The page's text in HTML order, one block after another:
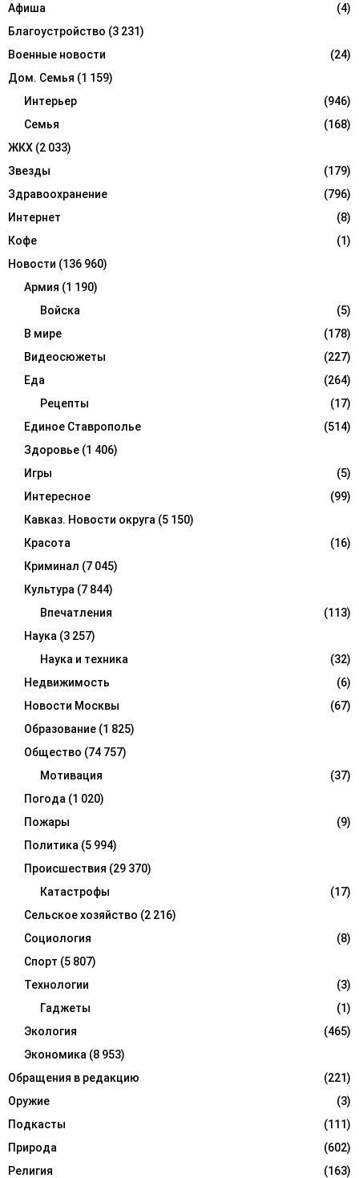
C
H
Афиша
(4)
Благоустройство (3 231)
Военные новости
(24)
Дом. Семья (1 159)
Интерьер
(946)
Семья
(168)
ЖКХ (2 033)
Звезды
(179)
Здравоохранение
(796)
Интернет
(8)
Кофе
(1)
Новости (136 960)
Армия (1 190)
Войска
(5)
В мире
(178)
Видеосюжеты
(227)
Еда
(264)
Рецепты
(17)
Единое Ставрополье
(514)
Здоровье (1 406)
Игры
(5)
Интересное
(99)
Кавказ. Новости округа (5 150)
Красота
(16)
Криминал (7 045)
Культура (7 844)
Впечатления
(113)
Наука (3 257)
Наука и техника
(32)
Недвижимость
(6)
Новости Москвы
(67)
Образование (1 825)
Общество (74 757)
Мотивация
(37)
Погода (1 020)
Пожары
(9)
Политика (5 994)
Происшествия (29 370)
Катастрофы
(17)
Сельское хозяйство (2 216)
Социология
(8)
Спорт (5 807)
Технологии
(3)
Гаджеты
(1)
Экология
(465)
Экономика (8 953)
Обращения в редакцию
(221)
Оружие
(3)
Подкасты
(111)
Природа
(602)
Религия
(163)